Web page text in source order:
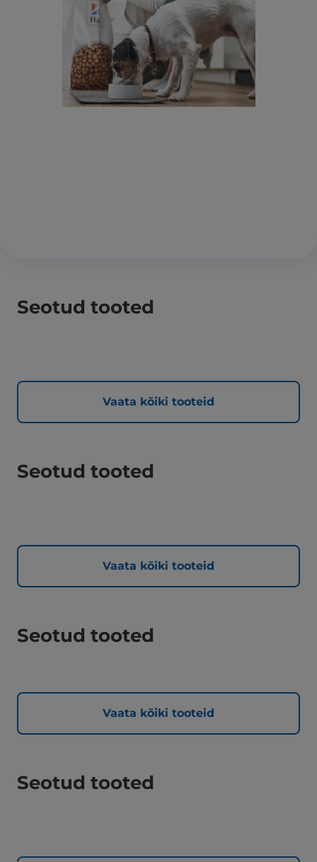
Seotud tooted
Vaata kõiki tooteid
Seotud tooted
Vaata kõiki tooteid
Seotud tooted
Vaata kõiki tooteid
Seotud tooted